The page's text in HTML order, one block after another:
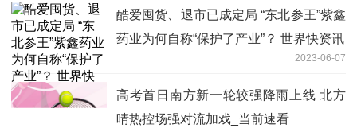
酷爱囤货、退市已成定局 “东北参王”紫鑫
药业为何自称“保护了产业”？ 世界快资讯
2023-06-07
高考首日南方新一轮较强降雨上线 北方
晴热控场强对流加戏_当前速看